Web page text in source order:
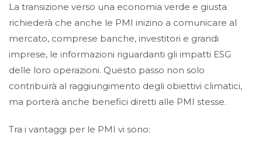
La transizione verso una economia verde e giusta
richiederà che anche le PMI inizino a comunicare al
mercato, comprese banche, investitori e grandi
imprese, le informazioni riguardanti gli impatti ESG
delle loro operazioni. Questo passo non solo
contribuirà al raggiungimento degli obiettivi climatici,
ma porterà anche benefici diretti alle PMI stesse.
Tra i vantaggi per le PMI vi sono: